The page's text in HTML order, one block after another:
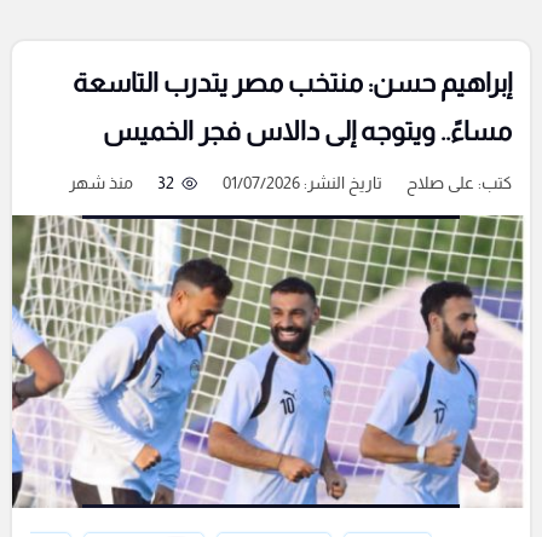
إبراهيم حسن: منتخب مصر يتدرب التاسعة
مساءً.. ويتوجه إلى دالاس فجر الخميس
كتب: على صلاح تاريخ النشر: 01/07/2026 32 منذ شهر